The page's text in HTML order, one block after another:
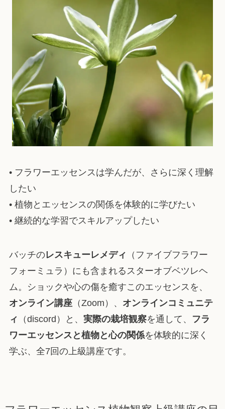
• フラワーエッセンスは学んだが、さらに深く理解
したい
• 植物とエッセンスの関係を体験的に学びたい
• 継続的な学習でスキルアップしたい
バッチのレスキューレメディ （ファイブフラワー
フォーミュラ）にも含まれるスターオブベツレヘ
ム。ショックや心の傷を癒すこのエッセンスを、
オンライン講座（Zoom）、 オンラインコミュニテ
ィ （discord）と、 実際の栽培観察を通して、
フラ
ワーエッセンスと植物と心の関係を体験的に深く
学ぶ、全7回の上級講座です。